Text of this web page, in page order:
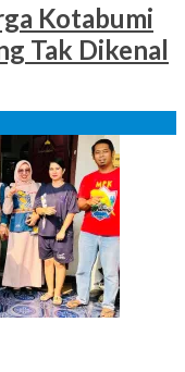
Kotabumi
Tak Dikenal